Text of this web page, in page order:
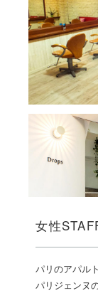
女性
パリのアパル
パリジェンヌ